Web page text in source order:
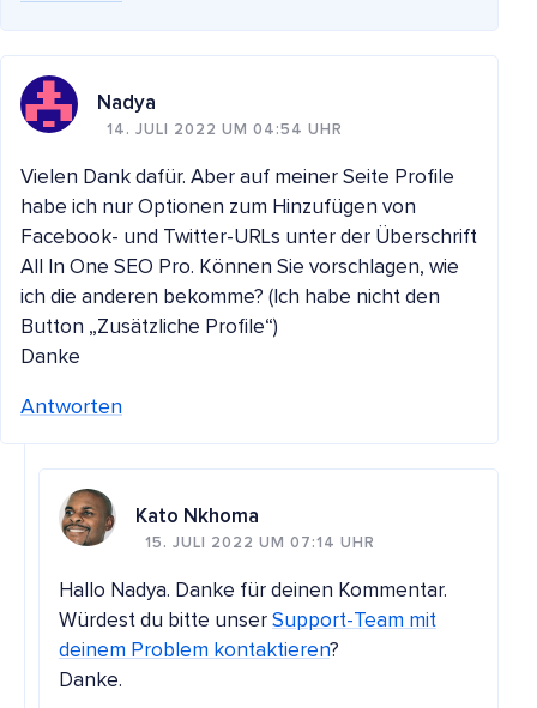
Nadya
14. JULI 2022 UM 04:54 UHR
Vielen Dank dafür. Aber auf meiner Seite Profile
habe ich nur Optionen zum Hinzufügen von
Facebook- und Twitter-URLs unter der Überschrift
All In One SEO Pro. Können Sie vorschlagen, wie
ich die anderen bekomme? (Ich habe nicht den
Button „Zusätzliche Profile“)
Danke
Antworten
Kato Nkhoma
15. JULI 2022 UM 07:14 UHR
Hallo Nadya. Danke für deinen Kommentar.
Würdest du bitte unser Support-Team mit
deinem Problem kontaktieren?
Danke.